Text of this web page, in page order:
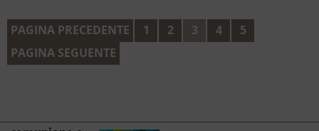
PAGINA PRECEDENTE 1 2 3 4
5
PAGINA SEGUENTE